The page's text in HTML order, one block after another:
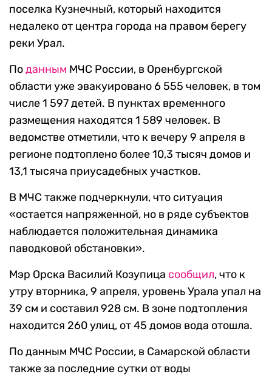
поселка Кузнечный, который находится
недалеко от центра города на правом берегу
реки Урал.
Поданным МЧС России, в Оренбургской
области уже эвакуировано 6 555 человек, в том
числе 1 597 детей. В пунктах временного
размещения находятся 1 589 человек. В
ведомстве отметили, что к вечеру 9 апреля в
регионе подтоплено более 10,3 тысяч домов и
13,1 тысяча приусадебных участков.
В МЧС также подчеркнули, что ситуация
«остается напряженной, но в ряде субъектов
наблюдается положительная динамика
паводковой обстановки».
Мэр Орска Василий Козупица сообщил, что к
утру вторника, 9 апреля, уровень Урала упал на
39 см и составил 928 см. В зоне подтопления
находится 260 улиц, от 45 домов вода отошла.
По данным МЧС России, в Самарской области
также за последние сутки от воды